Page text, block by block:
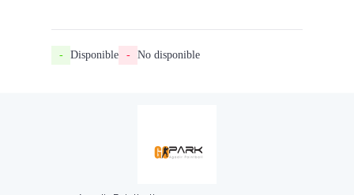
- Disponible - No disponible